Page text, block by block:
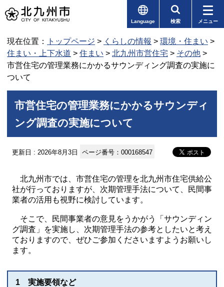
Language 検索 メニュー
現在位置： トップページ > くらしの情報 > 環境・住まい >
住まい・上下水道 > 住まい > 北九州市営住宅 > その他 >
市営住宅の管理業務にかかるサウンディング調査の実施に
ついて
市営住宅の管理業務にかかるサウンディ
ング調査の実施について
更新日 : 2026年8月3日 ページ番号：000168547
北九州市では、市営住宅の管理を北九州市住宅供給公
社が行っておりますが、次期管理手法について、民間事
業者の活用も視野に検討しています。
そこで、民間事業者の意見をうかがう「サウンディン
グ調査」を実施し、次期管理手法の参考としたいと考え
ておりますので、ぜひご参加くださいますようお願いし
ます。
1 実施要領など